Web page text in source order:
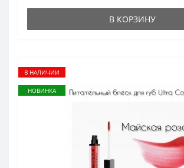
В КОРЗИНУ
В НАЛИЧИИ
НОВИНКА